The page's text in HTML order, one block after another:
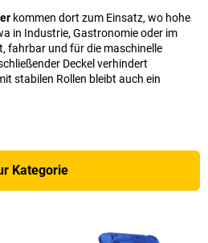
kommen dort zum Einsatz, wo hohe
in Industrie, Gastronomie oder im
fahrbar und für die maschinelle
Deckel verhindert
stabilen Rollen bleibt auch ein
Kategorie